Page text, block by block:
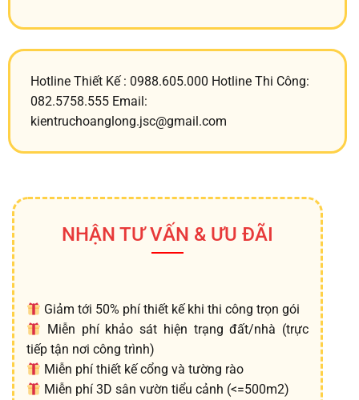
Hotline Thiết Kế : 0988.605.000 Hotline Thi Công:
082.5758.555 Email:
kientruchoanglong.jsc@gmail.com
NHẬN TƯ VẤN & ƯU ĐÃI
Giảm tới 50% phí thiết kế khi thi công trọn gói
Miễn phí khảo sát hiện trạng đất/nhà (trực
tiếp tận nơi công trình)
Miễn phí thiết kế cổng và tường rào
Miễn phí 3D sân vườn tiểu cảnh (<=500m2)